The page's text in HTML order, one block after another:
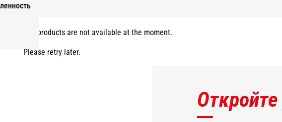
The products are not available at the moment.
Please retry later.